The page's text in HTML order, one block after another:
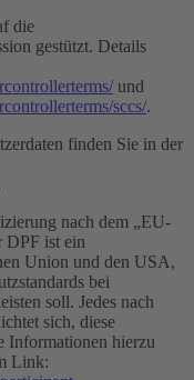
die
gestützt. Details
und
sccs/.
finden Sie in der
nach dem „EU-
DPF ist ein
Union und den USA,
bei
soll. Jedes nach
sich, diese
Informationen hierzu
Link: